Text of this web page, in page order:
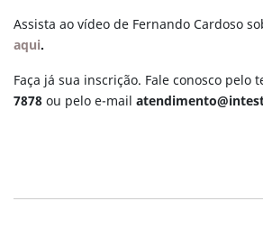
Assista ao vídeo de Fernando Cardoso
aqui.
Faça já sua inscrição. Fale conosco pelo
7878ou pelo e-mail